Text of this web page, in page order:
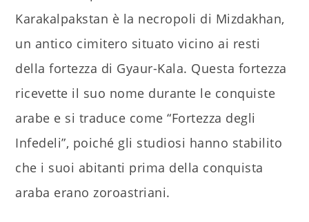
Karakalpakstan è la necropoli di Mizdakhan,
un antico cimitero situato vicino ai resti
della fortezza di Gyaur-Kala. Questa fortezza
ricevette il suo nome durante le conquiste
arabe e si traduce come “Fortezza degli
Infedeli”, poiché gli studiosi hanno stabilito
che i suoi abitanti prima della conquista
araba erano zoroastriani.